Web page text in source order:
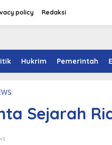
policy Redaksi
Hukrim Pemerintah
M
R
Sejarah